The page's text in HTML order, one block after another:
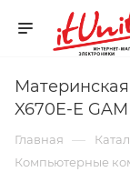
Материнская
X670E-E
Главная —
Компьютерные